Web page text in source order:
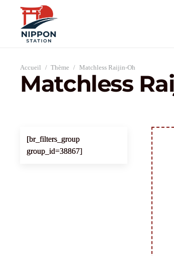
Accueil / Thème / Matchless Raijin-Oh
Matchless
[br_filters_group
group_id=38867]